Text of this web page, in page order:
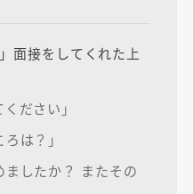
面接をしてくれた上
ださい」
は？」
ましたか？ またその